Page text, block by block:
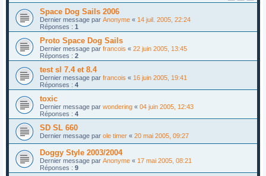
Space Dog Sails 2006
Dernier message par Anonyme « 14 juil. 2005, 22:24
Réponses : 1
Proto Space Dog Sails
Dernier message par francois « 22 juin 2005, 13:45
Réponses : 2
test sl 7.4 et 8.4
Dernier message par francois « 16 juin 2005, 19:41
Réponses : 4
toxic
Dernier message par wondering « 04 juin 2005, 12:43
Réponses : 4
SD SL 660
Dernier message par ole timer « 20 mai 2005, 09:27
Doggy Style 2003/2004
Dernier message par Anonyme « 17 mai 2005, 08:21
Réponses : 9